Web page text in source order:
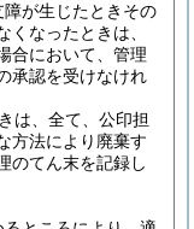
が生じたときその
なったときは、
合において、管理
承認を受けなけれ
は、全て、公印担
方法により廃棄す
のてん末を記録し